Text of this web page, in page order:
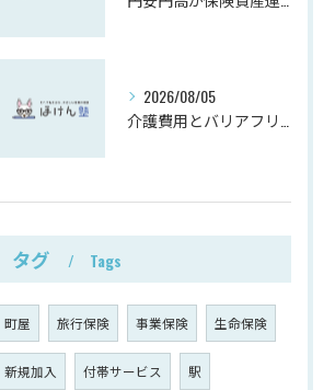
2026/08/05
タグ Tags
町屋 旅行保険 事業保険 生命保険
新規加入 付帯サービス 駅